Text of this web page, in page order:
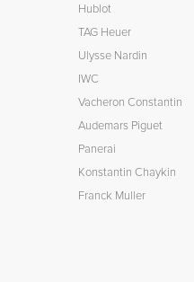
Hublot
TAG Heuer
Ulysse Nardin
IWC
Vacheron Constantin
Audemars Piguet
Panerai
Konstantin Chaykin
Franck Muller